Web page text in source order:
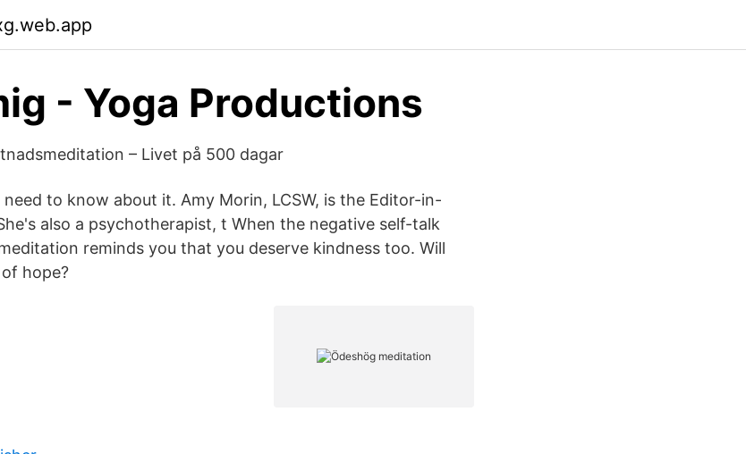
- Yoga Productions
– Livet på 500 dagar
to know about it. Amy Morin, LCSW, is the Editor-in-
also a psychotherapist, t When the negative self-talk
reminds you that you deserve kindness too. Will
hope?